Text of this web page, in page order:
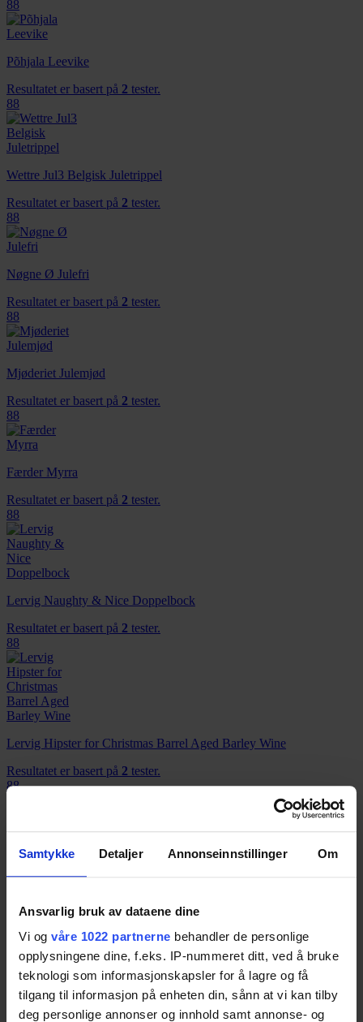
Samtykke Detaljer Annonseinnstillinger Om
Ansvarlig bruk av dataene dine
Vi og våre 1022 partnerne behandler de personlige
opplysningene dine, f.eks. IP-nummeret ditt, ved å bruke
teknologi som informasjonskapsler for å lagre og få
tilgang til informasjon på enheten din, sånn at vi kan tilby
deg personlige annonser og innhold samt annonse- og
88
Põhjala Leevike
Resultatet er basert på 2 tester.
88
Wettre Jul3 Belgisk Juletrippel
Resultatet er basert på 2 tester.
88
Nøgne Ø Julefri
Resultatet er basert på 2 tester.
88
Mjøderiet Julemjød
Resultatet er basert på 2 tester.
88
Færder Myrra
Resultatet er basert på 2 tester.
88
Lervig Naughty & Nice Doppelbock
Resultatet er basert på 2 tester.
88
Lervig Hipster for Christmas Barrel Aged Barley Wine
Resultatet er basert på 2 tester.
88
Kaapse Brouwers Klaas Christmas Ale
Resultatet er basert på2tester.
88